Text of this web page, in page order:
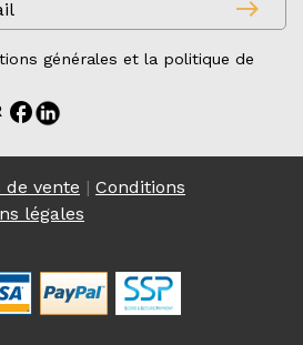
east
générales et la politique de
facebook
de vente | Conditions
légales